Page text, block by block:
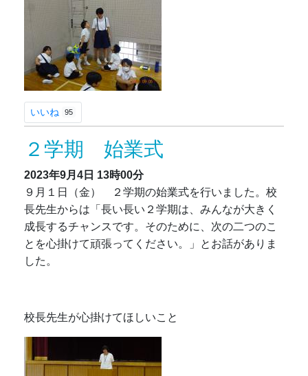
いいね 95
２学期 始業式
2023年9月4日 13時00分
９月１日（金） ２学期の始業式を行いました。校
長先生からは「長い長い２学期は、みんなが大きく
成長するチャンスです。そのために、次の二つのこ
とを心掛けて頑張ってください。」とお話がありま
した。
校長先生が心掛けてほしいこと